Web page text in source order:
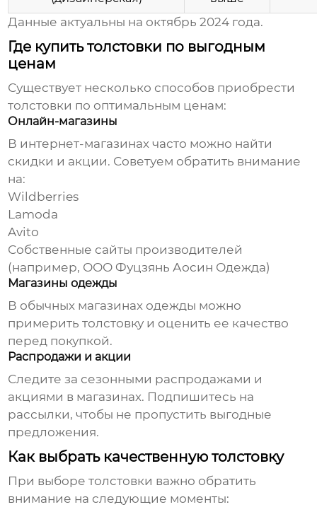
Данные актуальны на октябрь 2024 года.
Где купить толстовки по выгодным
ценам
Существует несколько способов приобрести
толстовки по оптимальным ценам:
Онлайн-магазины
В интернет-магазинах часто можно найти
скидки и акции. Советуем обратить внимание
на:
Wildberries
Lamoda
Avito
Собственные сайты производителей
(например, ООО Фуцзянь Аосин Одежда)
Магазины одежды
В обычных магазинах одежды можно
примеритьтолстовку и оценить ее качество
перед покупкой.
Распродажи и акции
Следите за сезонными распродажами и
акциями в магазинах. Подпишитесь на
рассылки, чтобы не пропустить выгодные
предложения.
Как выбрать качественную толстовку
При выборетолстовки важно обратить
внимание на следующие моменты: